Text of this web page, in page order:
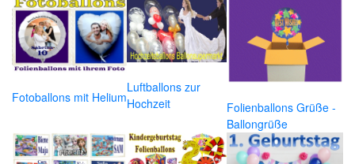
Fotoballons mit Helium
Luftballons zur
Hochzeit
Folienballons Grüße -
Ballongrüße